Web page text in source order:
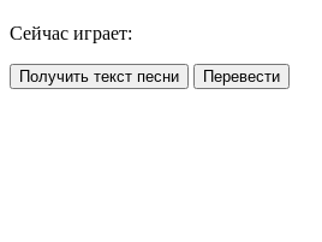
Сейчас играет:
Получить текст песни Перевести